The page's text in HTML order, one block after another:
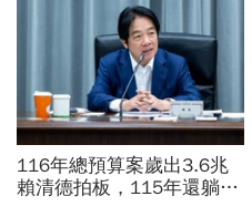
116年總預算案歲出3.6兆
賴清德拍板，115年還躺在